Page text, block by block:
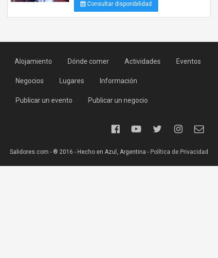
Consultar disponibilidad
Alojamiento Dónde comer Actividades Eventos
Negocios Lugares Información
Publicar un evento Publicar un negocio
Salidores.com - ® 2016 - Hecho en Azul, Argentina - Política de Privacidad